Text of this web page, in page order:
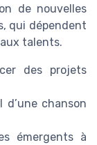
de nouvelles
qui dépendent
talents.
des projets
chanson
émergents à